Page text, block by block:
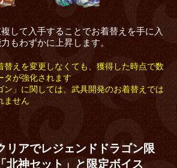
複して入手することでお着替えを手に入
もわずかに上昇します。
えを変更しなくても、獲得した時点で数
タが強化されます
」に関しては、武具開発のお着替えでは
ません
リアでレジェンドドラゴン限
北神セット」と限定ボイス